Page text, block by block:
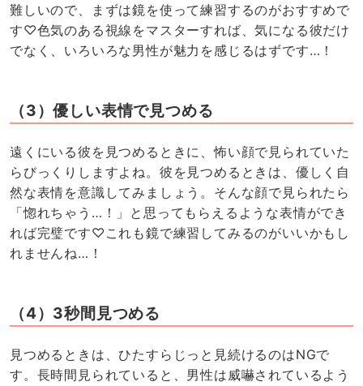
難しいので、まずは鏡を使って練習するのがおすすめで
す♡色気のある視線をマスターすれば、気になる彼だけ
でなく、いろいろな男性が魅力を感じるはずです…！
（3）優しい表情で見つめる
遠くにいる彼を見つめるときに、怖い顔で見られていた
らびっくりしますよね。彼を見つめるときは、優しく自
然な表情を意識してみましょう。そんな顔で見られたら
「惚れちゃう…！」と思ってもらえるような表情ができ
れば完璧です♡これも鏡で練習してみるのがいいかもし
れませんね…！
（4）3秒間見つめる
見つめるときは、ひたすらじっと見続けるのはNGで
す。長時間見られていると、男性は威嚇されているよう